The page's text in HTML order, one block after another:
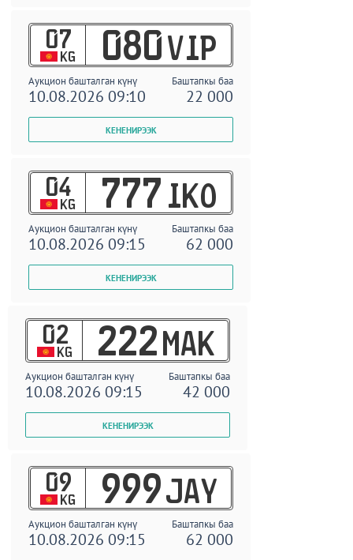
07
KG 080 VIP
Аукцион башталган күнү Баштапкы баа
10.08.2026 09:10 22 000
04
KG 777 IKO
Аукцион башталган күнү Баштапкы баа
10.08.2026 09:15 62 000
02
KG 222 MAK
Аукцион башталган күнү Баштапкы баа
10.08.2026 09:15 42 000
09
KG 999 JAY
Аукцион башталган күнү Баштапкы баа
10.08.2026 09:15 62 000